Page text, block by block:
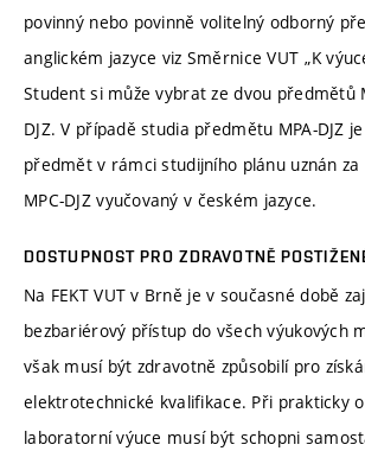
povinný nebo povinně volitelný odborný
anglickém jazyce viz Směrnice VUT „K
Student si může vybrat ze dvou předmětů
DJZ. V případě studia předmětu MPA-DJZ
předmět v rámci studijního plánu uznán
MPC-DJZ vyučovaný v českém jazyce.
DOSTUPNOST PRO ZDRAVOTNĚ
Na FEKT VUT v Brně je v současné době
bezbariérový přístup do všech výukových
však musí být zdravotně způsobilí pro
elektrotechnické kvalifikace. Při prakticky
laboratorní výuce musí být schopni